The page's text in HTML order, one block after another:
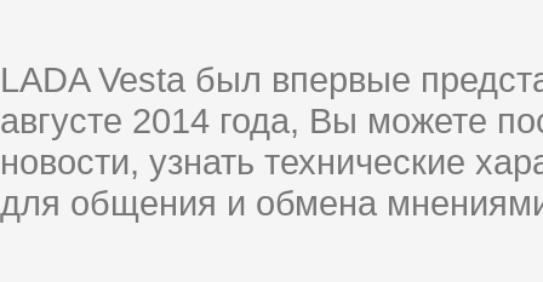
LADA Vesta был впервые
августе 2014 года, Вы можете
новости, узнать технические
для общения и обмена